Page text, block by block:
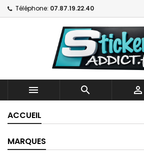
Téléphone: 07.87.19.22.40
  
ACCUEIL
MARQUES